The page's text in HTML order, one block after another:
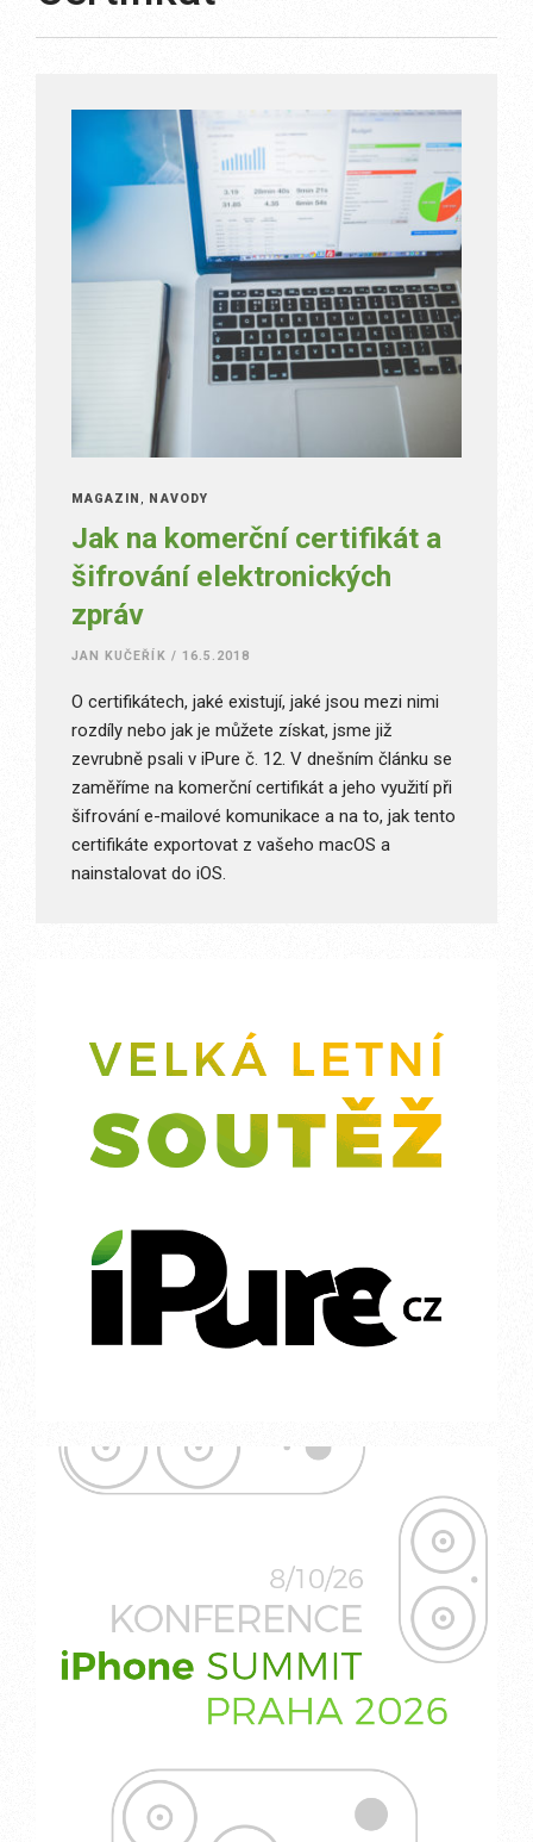
MAGAZÍN NÁVODY
Jak na komerční certifikát a
šifrování elektronických
zpráv
JAN KUČEŘÍK / 16.5.2018
O certifikátech, jaké existují, jaké jsou mezi nimi
rozdíly nebo jak je můžete získat, jsme již
zevrubně psali v iPure č. 12. V dnešním článku se
zaměříme na komerční certifikát a jeho využití při
šifrování e-mailové komunikace a na to, jak tento
certifikáte exportovat z vašeho macOS a
nainstalovat do iOS.